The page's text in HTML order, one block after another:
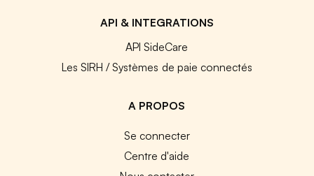
API & INTEGRATIONS
API SideCare
Les SIRH / Systèmes de paie connectés
A PROPOS
Se connecter
Centre d'aide